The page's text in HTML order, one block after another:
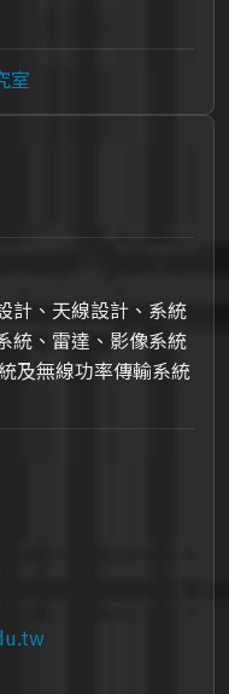
室
計、天線設計、系統
統、雷達、影像系統
及無線功率傳輸系統